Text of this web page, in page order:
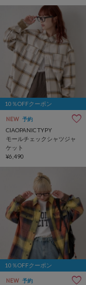
10％OFFクーポン
NEW 予約
CIAOPANIC TYPY
モールチェックシャツジャ
ケット
¥6,490
10％OFFクーポン
NEW 予約